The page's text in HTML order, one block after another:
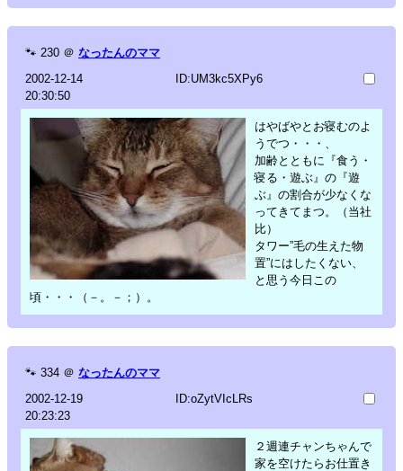
🐾 230 ＠ なったんのママ
2002-12-14
20:30:50
ID:UM3kc5XPy6
はやばやとお寝むのよ
うでつ・・・、
加齢とともに『食う・
寝る・遊ぶ』の『遊
ぶ』の割合が少なくな
ってきてまつ。（当社
比）
タワー”毛の生えた物
置”にはしたくない、
と思う今日この
頃・・・（－。－；）。
🐾 334 ＠ なったんのママ
2002-12-19
20:23:23
ID:oZytVIcLRs
２週連チャンちゃんで
家を空けたらお仕置き